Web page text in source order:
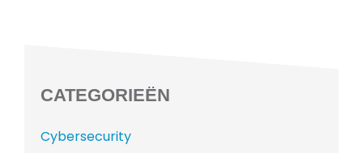
CATEGORIEËN
Cybersecurity